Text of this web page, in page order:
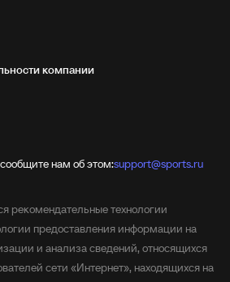
компании
нам об этом:support@sports.ru
рекомендательные технологии
предоставления информации на
и анализа сведений, относящихся
сети «Интернет», находящихся на